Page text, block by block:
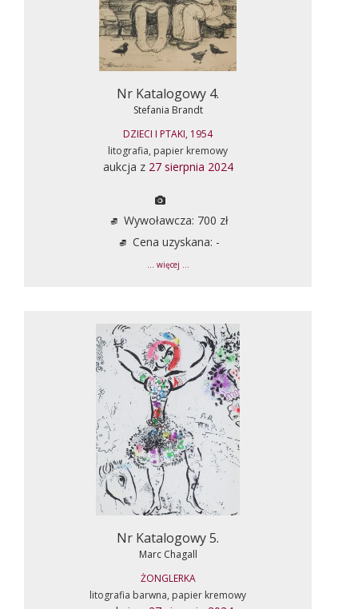
Nr Katalogowy 4.
Stefania Brandt
DZIECI I PTAKI, 1954
litografia, papier kremowy
aukcja z 27 sierpnia 2024
Wywoławcza: 700 zł
Cena uzyskana: -
... więcej ...
Nr Katalogowy 5.
Marc Chagall
ŻONGLERKA
litografia barwna, papier kremowy